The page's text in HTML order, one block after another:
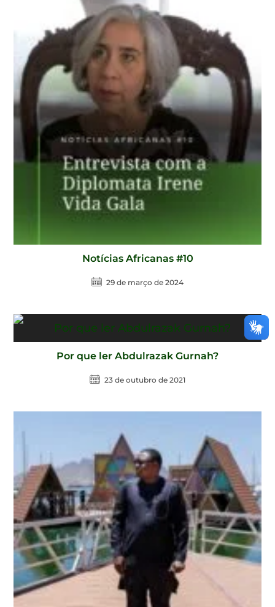
Notícias Africanas #10
29 de março de 2024
Por que ler Abdulrazak Gurnah?
23 de outubro de 2021